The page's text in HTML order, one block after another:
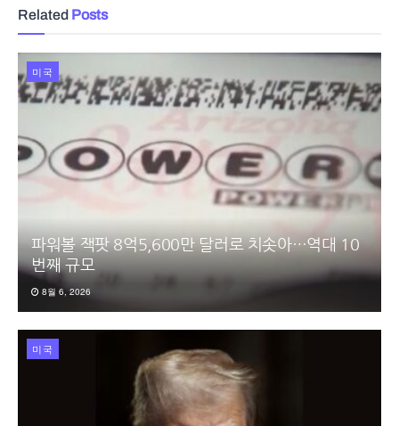
Related Posts
미국
파워볼 잭팟 8억5,600만 달러로 치솟아…역대 10
번째 규모
8월 6, 2026
미국